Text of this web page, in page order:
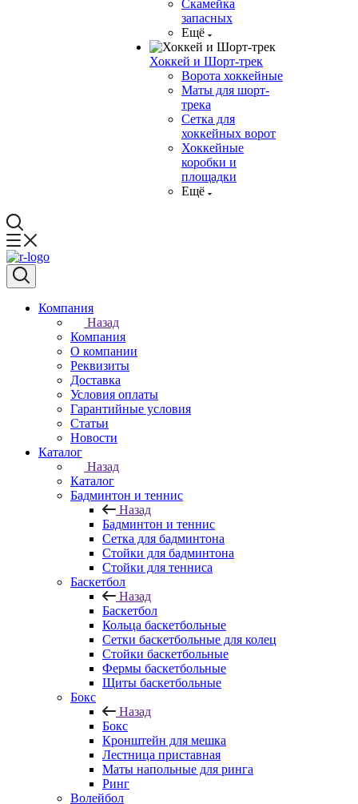
Скамейка
запасных
Ещё
Хоккей и Шорт-трек
Ворота хоккейные
Маты для шорт-
трека
Сетка для
хоккейных ворот
Хоккейные
коробки и
площадки
Ещё
Компания
Назад
Компания
О компании
Реквизиты
Доставка
Условия оплаты
Гарантийные условия
Статьи
Новости
Каталог
Назад
Каталог
Бадминтон и теннис
Назад
Бадминтон и теннис
Сетка для бадминтона
Стойки для бадминтона
Стойки для тенниса
Баскетбол
Назад
Баскетбол
Кольца баскетбольные
Сетки баскетбольные для колец
Стойки баскетбольные
Фермы баскетбольные
Щиты баскетбольные
Бокс
Назад
Бокс
Кронштейн для мешка
Лестница приставная
Маты напольные для ринга
Ринг
Волейбол